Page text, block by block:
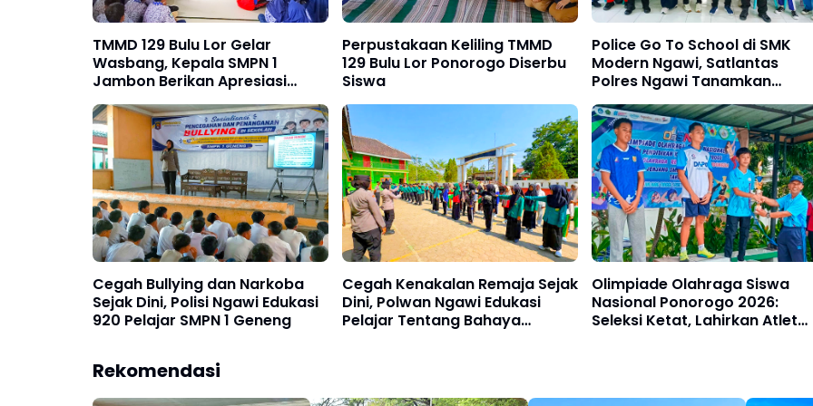
TMMD 129 Bulu Lor Gelar
Wasbang, Kepala SMPN 1
Jambon Berikan Apresiasi
Kepada Kodim 0802/Ponorogo
Perpustakaan Keliling TMMD
129 Bulu Lor Ponorogo Diserbu
Siswa
Police Go To School di SMK
Modern Ngawi, Satlantas
Polres Ngawi Tanamkan
Budaya Tertib Berlalu Lintas
Cegah Bullying dan Narkoba
Sejak Dini, Polisi Ngawi Edukasi
920 Pelajar SMPN 1 Geneng
Cegah Kenakalan Remaja Sejak
Dini, Polwan Ngawi Edukasi
Pelajar Tentang Bahaya
Olimpiade Olahraga Siswa
Nasional Ponorogo 2026:
Seleksi Ketat, Lahirkan Atlet
Rekomendasi